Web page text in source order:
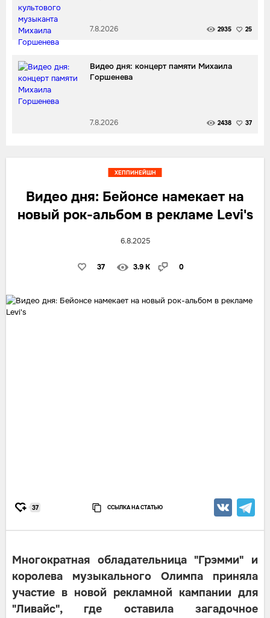
7.8.2026 2935 25
Видео дня: концерт памяти Михаила
Горшенева
7.8.2026 2438 37
Видео дня: Бейонсе намекает на
новый рок-альбом в рекламе Levi's
6.8.2025
37 3.9 K 0
ХЕППИНЕЙШН
37 ССЫЛКА НА СТАТЬЮ
Многократная обладательница "Грэмми" и
королева музыкального Олимпа приняла
участие в новой рекламной кампании для
"Ливайс", где оставила загадочное